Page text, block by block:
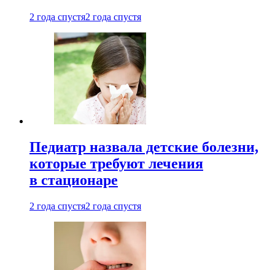
2 года спустя2 года спустя
Педиатр назвала детские болезни,
которые требуют лечения
в стационаре
2 года спустя2 года спустя